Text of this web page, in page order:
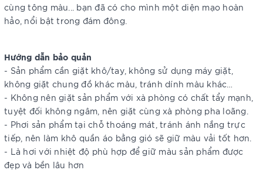
cùng tông màu... bạn đã có cho mình một diện mạo hoàn
hảo, nổi bật trong đám đông.
Hướng dẫn bảo quản
- Sản phẩm cần giặt khô/tay, không sử dụng máy giặt,
không giặt chung đồ khác màu, tránh dính màu khác…
- Không nên giặt sản phẩm với xà phòng có chất tẩy mạnh,
tuyệt đối không ngâm, nên giặt cùng xà phòng pha loãng.
- Phơi sản phẩm tại chỗ thoáng mát, tránh ánh nắng trực
tiếp, nên làm khô quần áo bằng gió sẽ giữ màu vải tốt hơn.
- Là hơi với nhiệt độ phù hợp để giữ màu sản phẩm được
đẹp và bền lâu hơn